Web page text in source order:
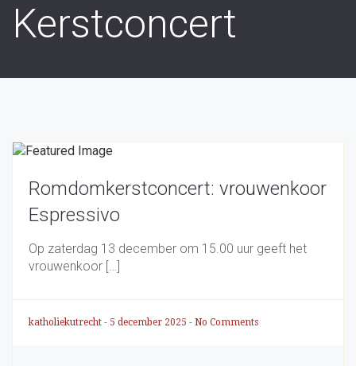
Kerstconcert
Romdomkerstconcert: vrouwenkoor
Espressivo
Op zaterdag 13 december om 15.00 uur geeft het
vrouwenkoor […]
katholiekutrecht - 5 december 2025 - No Comments